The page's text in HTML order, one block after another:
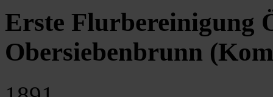
Erste Flurbereinigung
Obersiebenbrunn